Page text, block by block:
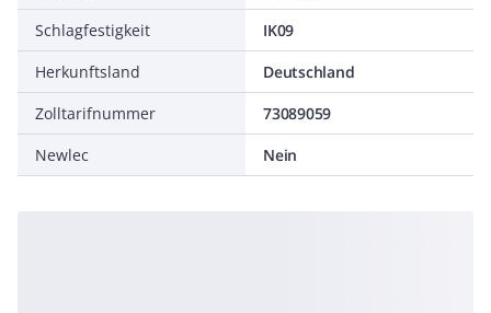
Schlagfestigkeit
IK09
Herkunftsland
Deutschland
Zolltarifnummer
73089059
Newlec
Nein